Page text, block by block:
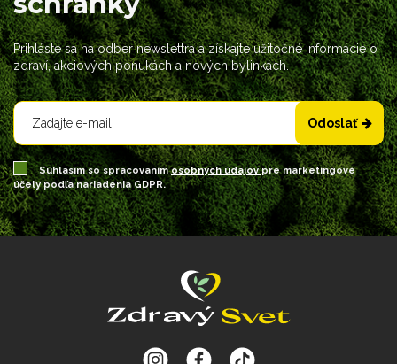
Prihláste sa na odber newslettra a získajte užitočné informácie o
zdraví, akciových ponukách a nových bylinkách.
Odoslať
Súhlasím so spracovanímosobných údajovpre marketingové
účely podľa nariadenia GDPR.